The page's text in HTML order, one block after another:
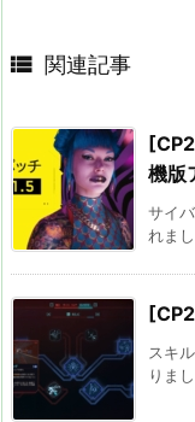
 関連記事
機版
サイ
れま
スキ
りま